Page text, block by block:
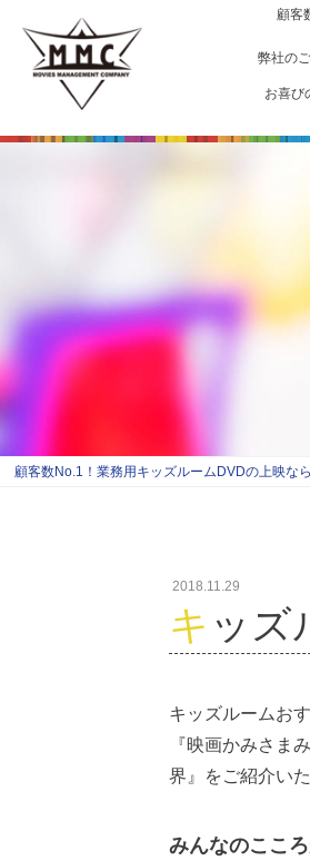
顧客
弊社の
お喜び
顧客数No.1！業務用キッズルームDVDの上映な
2018.11.29
キッ
キッズルームお
『映画かみさま
界』をご紹介い
みんなのここ